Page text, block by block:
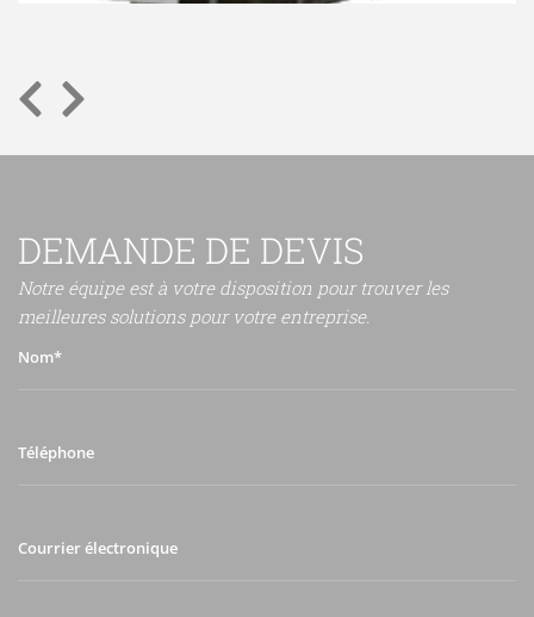
DEMANDE DE DEVIS
Notre équipe est à votre disposition pour trouver les
meilleures solutions pour votre entreprise.
Nom*
Téléphone
Courrier